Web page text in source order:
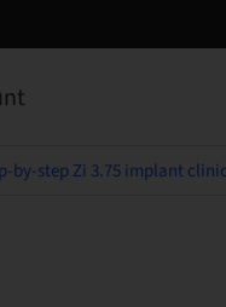
by-step Zi 3.75 implant